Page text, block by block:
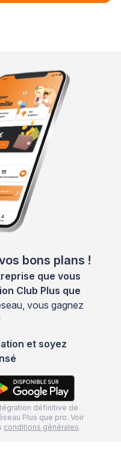
bons plans !
que vous
Club Plus que
vous gagnez
et soyez
définitive de
Plus que pro. Voir
conditions générales.